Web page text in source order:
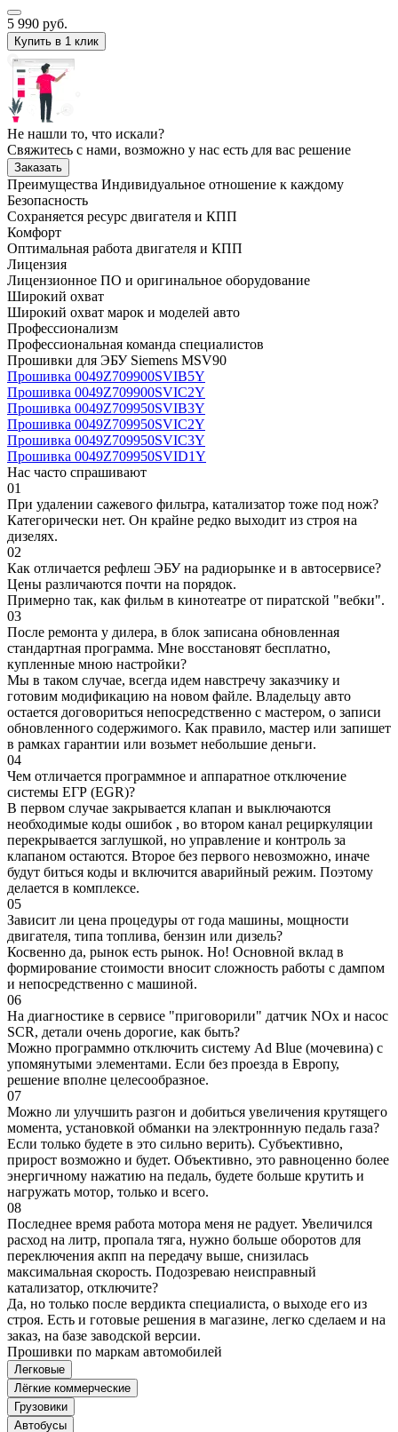
5 990 руб.
Купить в 1 клик
Не нашли то, что искали?
Свяжитесь с нами, возможно у нас есть для вас решение
Заказать
Преимущества Индивидуальное отношение к каждому
Безопасность
Сохраняется ресурс двигателя и КПП
Комфорт
Оптимальная работа двигателя и КПП
Лицензия
Лицензионное ПО и оригинальное оборудование
Широкий охват
Широкий охват марок и моделей авто
Профессионализм
Профессиональная команда специалистов
Прошивки для ЭБУ Siemens MSV90
Прошивка 0049Z709900SVIB5Y
Прошивка 0049Z709900SVIC2Y
Прошивка 0049Z709950SVIB3Y
Прошивка 0049Z709950SVIC2Y
Прошивка 0049Z709950SVIC3Y
Прошивка 0049Z709950SVID1Y
Нас часто спрашивают
01
При удалении сажевого фильтра, катализатор тоже под нож?
Категорически нет. Он крайне редко выходит из строя на
дизелях.
02
Как отличается рефлеш ЭБУ на радиорынке и в автосервисе?
Цены различаются почти на порядок.
Примерно так, как фильм в кинотеатре от пиратской "вебки".
03
После ремонта у дилера, в блок записана обновленная
стандартная программа. Мне восстановят бесплатно,
купленные мною настройки?
Мы в таком случае, всегда идем навстречу заказчику и
готовим модификацию на новом файле. Владельцу авто
остается договориться непосредственно с мастером, о записи
обновленного содержимого. Как правило, мастер или запишет
в рамках гарантии или возьмет небольшие деньги.
04
Чем отличается программное и аппаратное отключение
системы ЕГР (EGR)?
В первом случае закрывается клапан и выключаются
необходимые коды ошибок , во втором канал рециркуляции
перекрывается заглушкой, но управление и контроль за
клапаном остаются. Второе без первого невозможно, иначе
будут биться коды и включится аварийный режим. Поэтому
делается в комплексе.
05
Зависит ли цена процедуры от года машины, мощности
двигателя, типа топлива, бензин или дизель?
Косвенно да, рынок есть рынок. Но! Основной вклад в
формирование стоимости вносит сложность работы с дампом
и непосредственно с машиной.
06
На диагностике в сервисе "приговорили" датчик NOx и насос
SCR, детали очень дорогие, как быть?
Можно программно отключить систему Ad Blue (мочевина) с
упомянутыми элементами. Если без проезда в Европу,
решение вполне целесообразное.
07
Можно ли улучшить разгон и добиться увеличения крутящего
момента, установкой обманки на электроннную педаль газа?
Если только будете в это сильно верить). Субъективно,
прирост возможно и будет. Объективно, это равноценно более
энергичному нажатию на педаль, будете больше крутить и
нагружать мотор, только и всего.
08
Последнее время работа мотора меня не радует. Увеличился
расход на литр, пропала тяга, нужно больше оборотов для
переключения акпп на передачу выше, снизилась
максимальная скорость. Подозреваю неисправный
катализатор, отключите?
Да, но только после вердикта специалиста, о выходе его из
строя. Есть и готовые решения в магазине, легко сделаем и на
заказ, на базе заводской версии.
Прошивки по маркам автомобилей
Легковые
Лёгкие коммерческие
Грузовики
Автобусы